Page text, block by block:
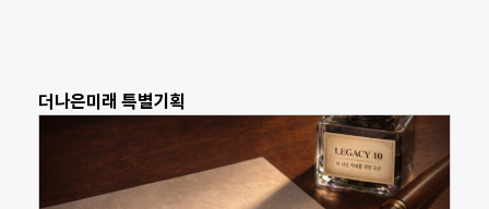
더나은미래 특별기획